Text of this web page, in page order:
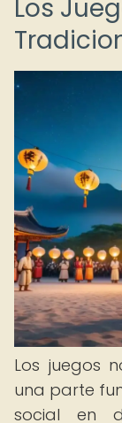
Los
Los juegos
una parte
social en